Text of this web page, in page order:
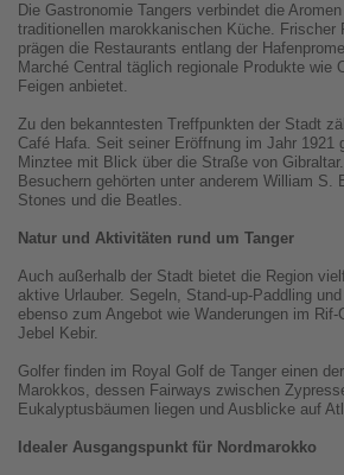
Die Gastronomie Tangers verbindet die
traditionellen marokkanischen Küche. Frischer
prägen die Restaurants entlang der
Marché Central täglich regionale Produkte wie
Feigen anbietet.
Zu den bekanntesten Treffpunkten der Stadt
Café Hafa. Seit seiner Eröffnung im Jahr 1921
Minztee mit Blick über die Straße von
Besuchern gehörten unter anderem William S.
Stones und die Beatles.
Natur und Aktivitäten rund um Tanger
Auch außerhalb der Stadt bietet die Region
aktive Urlauber. Segeln, Stand-up-Paddling
ebenso zum Angebot wie Wanderungen im Rif-
Jebel Kebir.
Golfer finden im Royal Golf de Tanger einen
Marokkos, dessen Fairways zwischen
Eukalyptusbäumen liegen und Ausblicke auf
Idealer Ausgangspunkt für Nordmarokko